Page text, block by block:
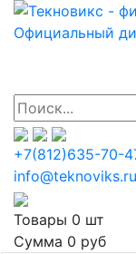
+7(812)635-70-
info@teknoviks.ru
Товары 0 шт
Сумма 0 руб